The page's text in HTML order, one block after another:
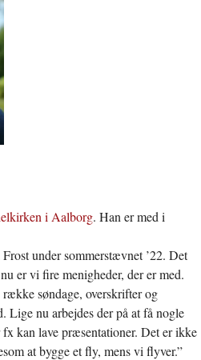
i Aalborg. Han er med i
under sommerstævnet ’22. Det
er vi fire menigheder, der er med.
søndage, overskrifter og
Lige nu arbejdes der på at få nogle
kan lave præsentationer. Det er ikke
at bygge et fly, mens vi flyver.”